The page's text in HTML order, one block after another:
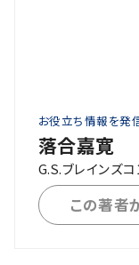
お役立ち情報を発
落合嘉寛
G.S.ブレインズ
この著者